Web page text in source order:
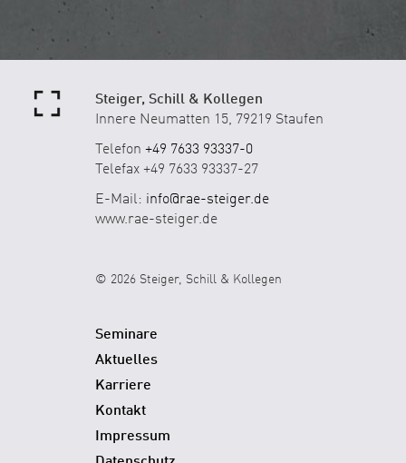
Steiger, Schill & Kollegen
Innere Neumatten 15, 79219 Staufen
Telefon +49 7633 93337-0
Telefax +49 7633 93337-27
E-Mail: info@rae-steiger.de
www.rae-steiger.de
© 2026 Steiger, Schill & Kollegen
Seminare
Aktuelles
Karriere
Kontakt
Impressum